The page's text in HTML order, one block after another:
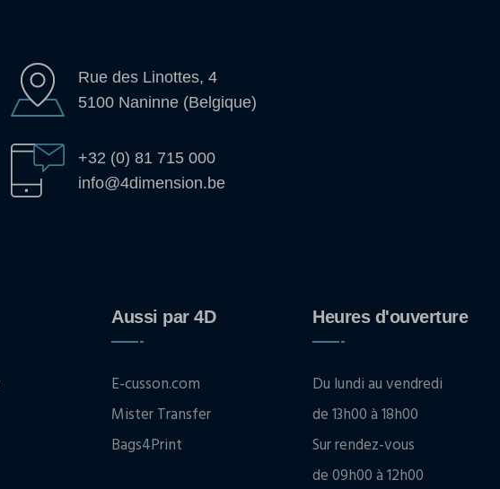
Rue des Linottes, 4
5100 Naninne (Belgique)
+32 (0) 81 715 000
info@4dimension.be
Aussi par 4D
E-cusson.com
Mister Transfer
Bags4Print
Heures d'ouverture
Du lundi au vendredi
de 13h00 à 18h00
Sur rendez-vous
de 09h00 à 12h00